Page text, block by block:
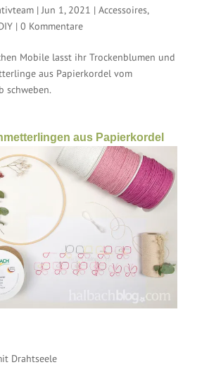
|Jun 1, 2021 | Accessoires,
| 0 Kommentare
Mobile lasst ihr Trockenblumen und
aus Papierkordel vom
schweben.
aus Papierkordel
Drahtseele